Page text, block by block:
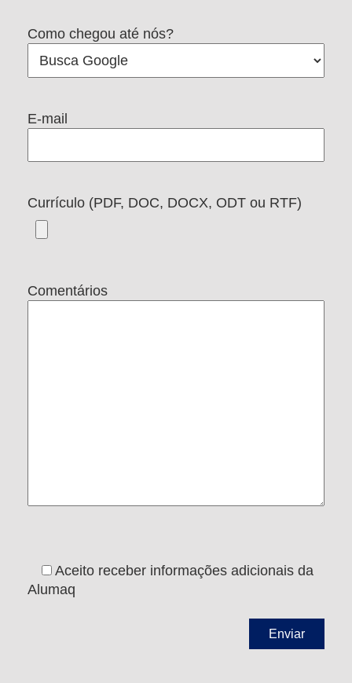
Como chegou até nós?
E-mail
Currículo (PDF, DOC, DOCX, ODT ou RTF)
Comentários
Aceito receber informações adicionais da
Alumaq